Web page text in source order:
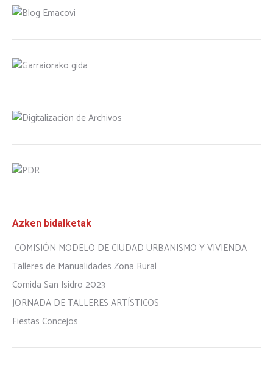
Azken bidalketak
COMISIÓN MODELO DE CIUDAD URBANISMO Y VIVIENDA
Talleres de Manualidades Zona Rural
Comida San Isidro 2023
JORNADA DE TALLERES ARTÍSTICOS
Fiestas Concejos